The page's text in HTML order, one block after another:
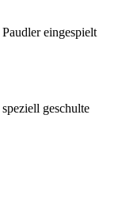
eingespielt
geschulte